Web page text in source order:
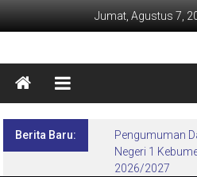
Jumat, Agustus 7,
Berita Baru:
Pengumuman
Negeri 1
2026/2027